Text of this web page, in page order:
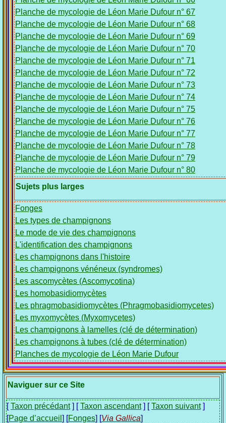
Planche de mycologie de Léon Marie Dufour n° 67
Planche de mycologie de Léon Marie Dufour n° 68
Planche de mycologie de Léon Marie Dufour n° 69
Planche de mycologie de Léon Marie Dufour n° 70
Planche de mycologie de Léon Marie Dufour n° 71
Planche de mycologie de Léon Marie Dufour n° 72
Planche de mycologie de Léon Marie Dufour n° 73
Planche de mycologie de Léon Marie Dufour n° 74
Planche de mycologie de Léon Marie Dufour n° 75
Planche de mycologie de Léon Marie Dufour n° 76
Planche de mycologie de Léon Marie Dufour n° 77
Planche de mycologie de Léon Marie Dufour n° 78
Planche de mycologie de Léon Marie Dufour n° 79
Planche de mycologie de Léon Marie Dufour n° 80
Sujets plus larges
Fonges
Les types de champignons
Le mode de vie des champignons
L'identification des champignons
Les champignons dans l'histoire
Les champignons vénéneux (syndromes)
Les ascomycètes (Ascomycotina)
Les homobasidiomycètes
Les phragmobasidiomycètes (Phragmobasidiomycetes)
Les myxomycètes (Myxomycetes)
Les champignons à lamelles (clé de détermination)
Les champignons à tubes (clé de détermination)
Planches de mycologie de Léon Marie Dufour
Naviguer sur ce Site
[Taxon précédant] [Taxon ascendant] [Taxon suivant]
[Page d’accueil ] [Fonges] [Via Gallica]